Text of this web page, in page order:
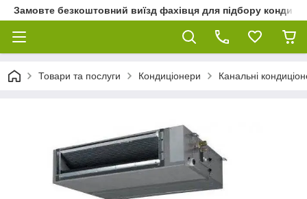
Замовте безкоштовний виїзд фахівця для підбору
Товари та послуги Кондиціонери Канальні